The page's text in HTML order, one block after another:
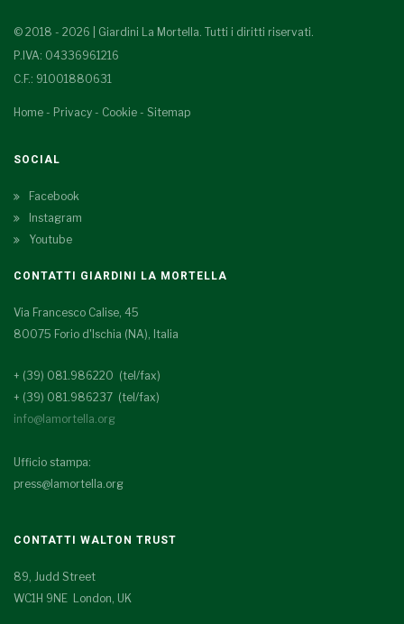
© 2018 - 2026 | Giardini La Mortella. Tutti i diritti riservati.
P.IVA: 04336961216
C.F.: 91001880631
Home - Privacy - Cookie - Sitemap
SOCIAL
Facebook
Instagram
Youtube
CONTATTI GIARDINI LA MORTELLA
Via Francesco Calise, 45
80075 Forio d'Ischia (NA), Italia
+ (39) 081.986220 (tel/fax)
+ (39) 081.986237 (tel/fax)
info@lamortella.org
Ufficio stampa:
press@lamortella.org
CONTATTI WALTON TRUST
89, Judd Street
WC1H 9NE London, UK